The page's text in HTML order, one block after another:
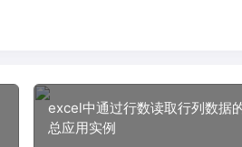
excel中通过行数读取行列数据
总应用实例